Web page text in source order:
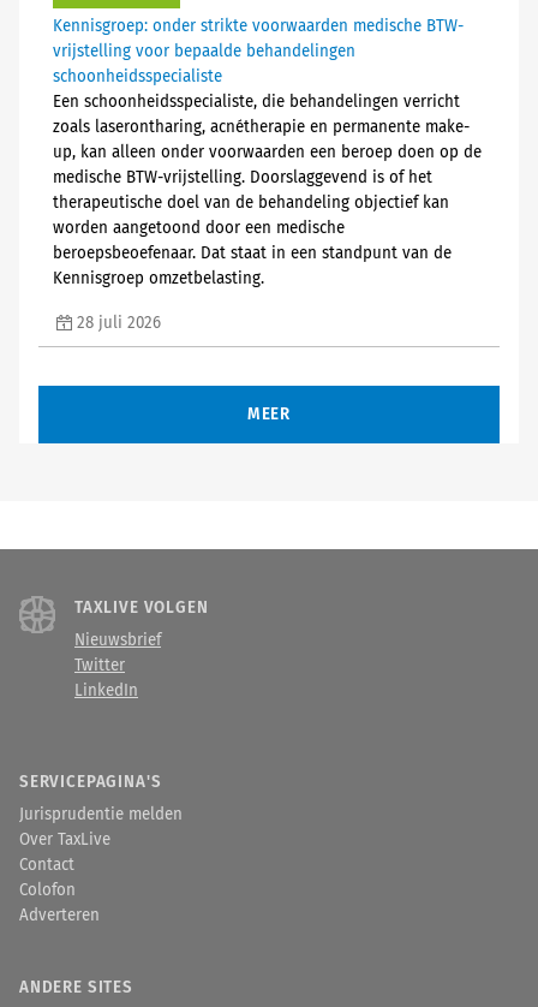
Kennisgroep: onder strikte voorwaarden medische BTW-
vrijstelling voor bepaalde behandelingen
schoonheidsspecialiste
Een schoonheidsspecialiste, die behandelingen verricht
zoals laserontharing, acnétherapie en permanente make-
up, kan alleen onder voorwaarden een beroep doen op de
medische BTW-vrijstelling. Doorslaggevend is of het
therapeutische doel van de behandeling objectief kan
worden aangetoond door een medische
beroepsbeoefenaar. Dat staat in een standpunt van de
Kennisgroep omzetbelasting.
28 juli 2026
MEER
TAXLIVE VOLGEN
Nieuwsbrief
Twitter
LinkedIn
SERVICEPAGINA'S
Jurisprudentie melden
Over TaxLive
Contact
Colofon
Adverteren
ANDERE SITES